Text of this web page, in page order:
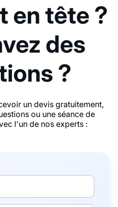
en tête ?
des
?
un devis gratuitement,
ou une séance de
l'un de nos experts :